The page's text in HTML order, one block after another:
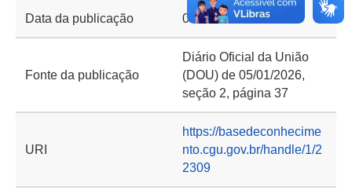
Data da publicação 05/01/2026
Fonte da publicação
Diário Oficial da União
(DOU) de 05/01/2026,
seção 2, página 37
URI
https://basedeconhecime
nto.cgu.gov.br/handle/1/2
2309